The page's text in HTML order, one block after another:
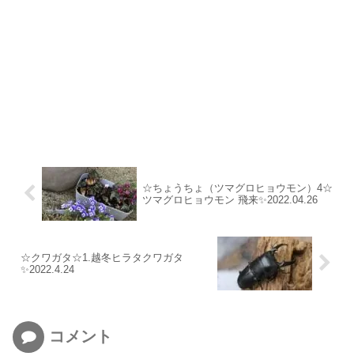
☆ちょうちょ（ツマグロヒョウモン）4☆
ツマグロヒョウモン 飛来✨2022.04.26
☆クワガタ☆1.越冬ヒラタクワガタ
✨2022.4.24
コメント